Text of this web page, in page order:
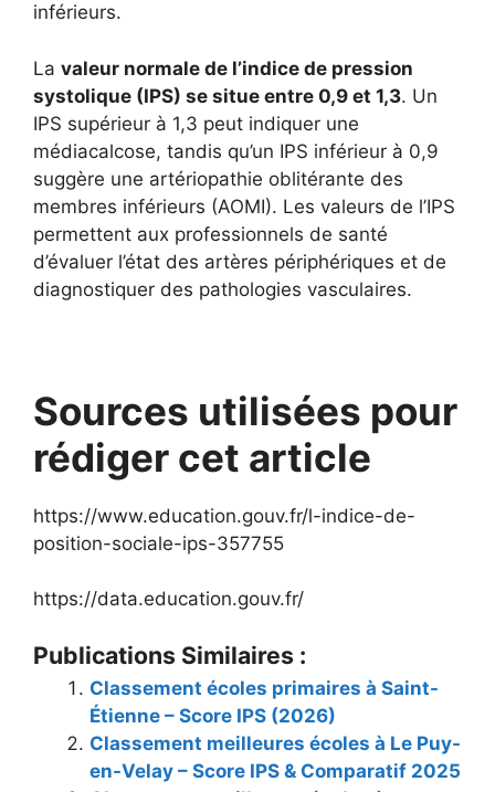
inférieurs.
La valeur normale de l’indice de pression
systolique (IPS) se situe entre 0,9 et 1,3. Un
IPS supérieur à 1,3 peut indiquer une
médiacalcose, tandis qu’un IPS inférieur à 0,9
suggère une artériopathie oblitérante des
membres inférieurs (AOMI). Les valeurs de l’IPS
permettent aux professionnels de santé
d’évaluer l’état des artères périphériques et de
diagnostiquer des pathologies vasculaires.
Sources utilisées pour
rédiger cet article
https://www.education.gouv.fr/l-indice-de-
position-sociale-ips-357755
https://data.education.gouv.fr/
Publications Similaires :
Classement écoles primaires à Saint-
Étienne – Score IPS (2026)
Classement meilleures écoles à Le Puy-
en-Velay – Score IPS & Comparatif 2025